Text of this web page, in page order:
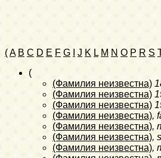
(A B C D E F G J K L M N O P R S
(
(Фамилия неизвестна)
(Фамилия неизвестна)
(Фамилия неизвестна)
(Фамилия неизвестна),
(Фамилия неизвестна),
(Фамилия неизвестна),
(Фамилия неизвестна),